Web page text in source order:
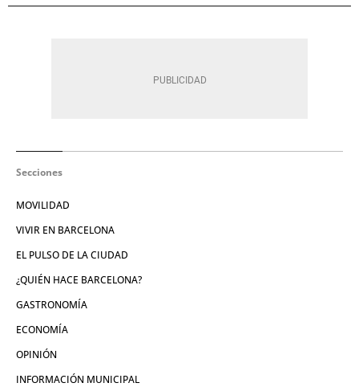
Secciones
MOVILIDAD
VIVIR EN BARCELONA
EL PULSO DE LA CIUDAD
¿QUIÉN HACE BARCELONA?
GASTRONOMÍA
ECONOMÍA
OPINIÓN
INFORMACIÓN MUNICIPAL